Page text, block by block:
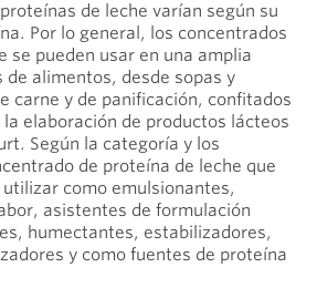
de leche varían según su
Por lo general, los concentrados
se pueden usar en una amplia
de alimentos, desde sopas y
carne y de panificación, confitados
elaboración de productos lácteos
Según la categoría y los
de proteína de leche que
como emulsionantes,
asistentes de formulación
humectantes, estabilizadores,
y como fuentes de proteína